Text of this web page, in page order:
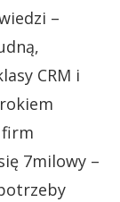
–
CRM i
firm
7milowy –